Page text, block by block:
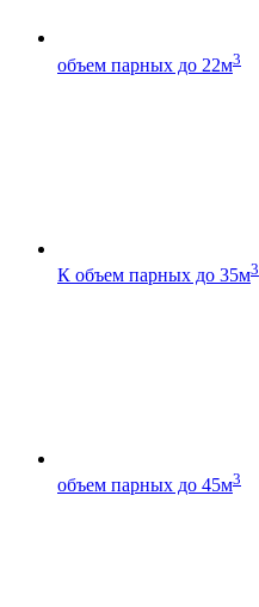
объем парных до 22м3
К объем парных до 35м3
объем парных до 45м3